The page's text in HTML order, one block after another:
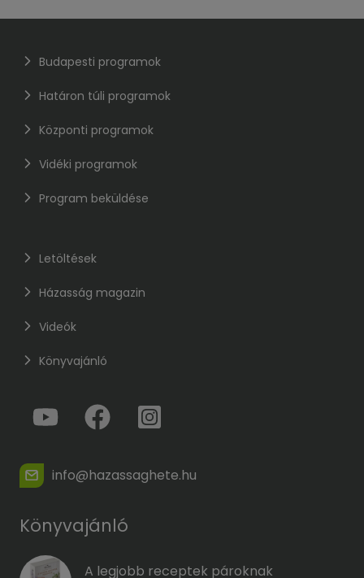
Budapesti programok
Határon túli programok
Központi programok
Vidéki programok
Program beküldése
Letöltések
Házasság magazin
Videók
Könyvajánló
info@hazassaghete.hu
Könyvajánló
A legjobb receptek pároknak